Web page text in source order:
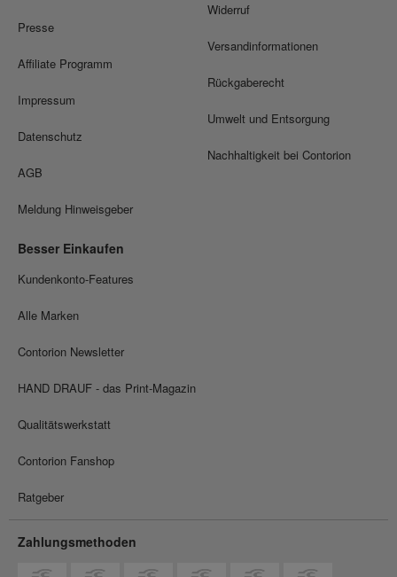
Presse
Affiliate Programm
Impressum
Datenschutz
AGB
Meldung Hinweisgeber
Widerruf
Versandinformationen
Rückgaberecht
Umwelt und Entsorgung
Nachhaltigkeit bei Contorion
Besser Einkaufen
Kundenkonto-Features
Alle Marken
Contorion Newsletter
HAND DRAUF - das Print-Magazin
Qualitätswerkstatt
Contorion Fanshop
Ratgeber
Zahlungsmethoden